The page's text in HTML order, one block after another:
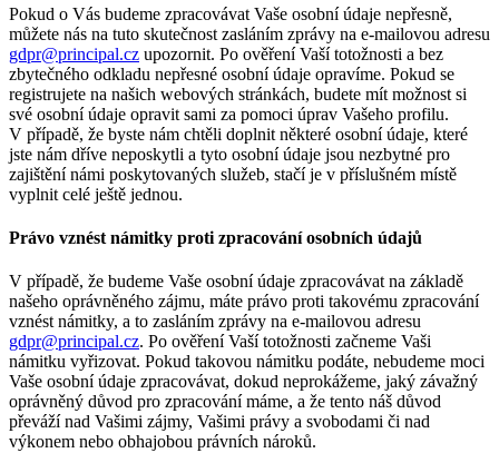
Pokud o Vás budeme zpracovávat Vaše osobní údaje nepřesně,
můžete nás na tuto skutečnost zasláním zprávy na e-mailovou adresu
gdpr@principal.cz upozornit. Po ověření Vaší totožnosti a bez
zbytečného odkladu nepřesné osobní údaje opravíme. Pokud se
registrujete na našich webových stránkách, budete mít možnost si
své osobní údaje opravit sami za pomoci úprav Vašeho profilu.
V případě, že byste nám chtěli doplnit některé osobní údaje, které
jste nám dříve neposkytli a tyto osobní údaje jsou nezbytné pro
zajištění námi poskytovaných služeb, stačí je v příslušném místě
vyplnit celé ještě jednou.
Právo vznést námitky proti zpracování osobních údajů
V případě, že budeme Vaše osobní údaje zpracovávat na základě
našeho oprávněného zájmu, máte právo proti takovému zpracování
vznést námitky, a to zasláním zprávy na e‑mailovou adresu
gdpr@principal.cz. Po ověření Vaší totožnosti začneme Vaši
námitku vyřizovat. Pokud takovou námitku podáte, nebudeme moci
Vaše osobní údaje zpracovávat, dokud neprokážeme, jaký závažný
oprávněný důvod pro zpracování máme, a že tento náš důvod
převáží nad Vašimi zájmy, Vašimi právy a svobodami či nad
výkonem nebo obhajobou právních nároků.